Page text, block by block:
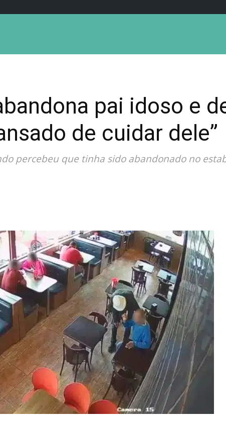
pai idoso e
de cuidar dele”
percebeu que tinha sido abandonado no